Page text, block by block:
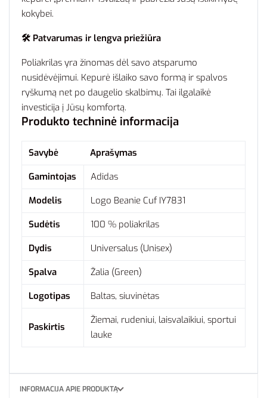
kokybei.
🛠️ Patvarumas ir lengva priežiūra
Poliakrilas yra žinomas dėl savo atsparumo
nusidėvėjimui. Kepurė išlaiko savo formą ir spalvos
ryškumą net po daugelio skalbimų. Tai ilgalaikė
investicija į Jūsų komfortą.
Produkto techninė informacija
Savybė
Aprašymas
Gamintojas
Adidas
Modelis
Logo Beanie Cuf IY7831
Sudėtis
100 % poliakrilas
Dydis
Universalus (Unisex)
Spalva
Žalia (Green)
Logotipas
Baltas, siuvinėtas
Paskirtis
Žiemai, rudeniui, laisvalaikiui, sportui
lauke
INFORMACIJA APIE PRODUKTĄ